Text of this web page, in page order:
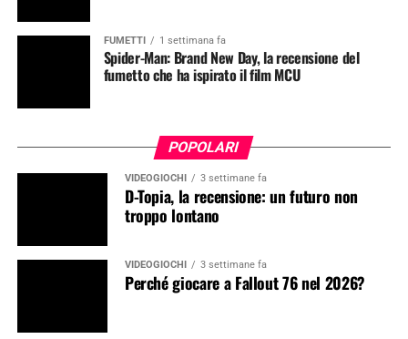
FUMETTI 1 settimana fa
Spider-Man: Brand New Day, la recensione del
fumetto che ha ispirato il film MCU
POPOLARI
VIDEOGIOCHI 3 settimane fa
D-Topia, la recensione: un futuro non
troppo lontano
VIDEOGIOCHI 3 settimane fa
Perché giocare a Fallout 76 nel 2026?